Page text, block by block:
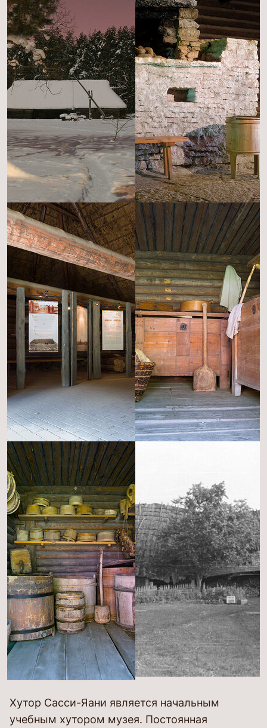
Хутор Сасси-Яани является начальным
учебным хутором музея. Постоянная